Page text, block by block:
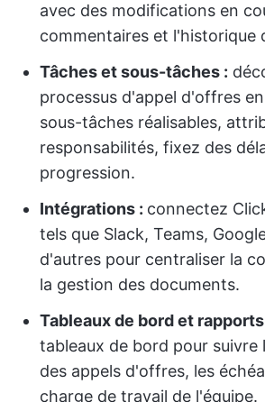
avec des modifications en
commentaires et l'historique
Tâches et sous-tâches :
processus d'appel d'offres
sous-tâches réalisables,
responsabilités, fixez des
progression.
Intégrations : connectez
tels que Slack, Teams,
d'autres pour centraliser la
la gestion des documents.
Tableaux de bord et rapports
tableaux de bord pour suivre
des appels d'offres, les
charge de travail de l'équipe.